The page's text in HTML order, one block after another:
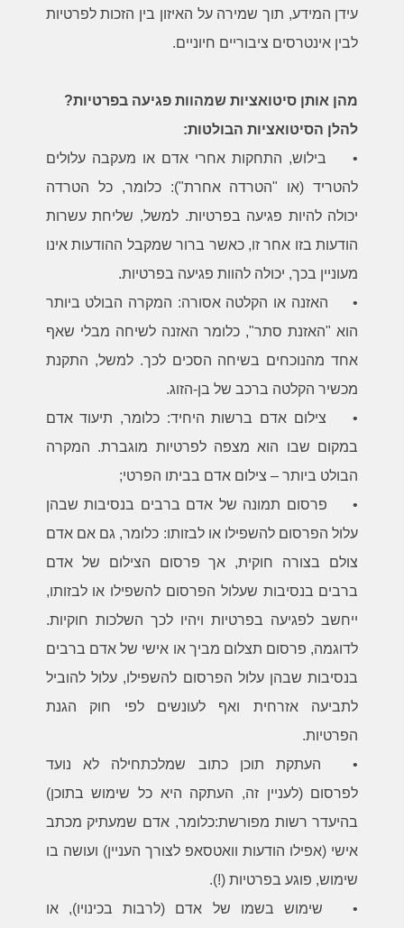
עידן המידע, תוך שמירה על האיזון בין הזכות לפרטיות
לבין אינטרסים ציבוריים חיוניים.
מהן אותן סיטואציות שמהוות פגיעה בפרטיות?
להלן הסיטואציות הבולטות:
•
בילוש, התחקות אחרי אדם או מעקבה עלולים
להטריד (או "הטרדה אחרת"): כלומר, כל הטרדה
יכולה להיות פגיעה בפרטיות. למשל, שליחת עשרות
הודעות בזו אחר זו, כאשר ברור שמקבל ההודעות אינו
מעוניין בכך, יכולה להוות פגיעה בפרטיות.
•
האזנה או הקלטה אסורה: המקרה הבולט ביותר
הוא "האזנת סתר", כלומר האזנה לשיחה מבלי שאף
אחד מהנוכחים בשיחה הסכים לכך. למשל, התקנת
מכשיר הקלטה ברכב של בן-הזוג.
•
צילום אדם ברשות היחיד: כלומר, תיעוד אדם
במקום שבו הוא מצפה לפרטיות מוגברת. המקרה
הבולט ביותר – צילום אדם בביתו הפרטי;
•
פרסום תמונה של אדם ברבים בנסיבות שבהן
עלול הפרסום להשפילו או לבזותו: כלומר, גם אם אדם
צולם בצורה חוקית, אך פרסום הצילום של אדם
ברבים בנסיבות שעלול הפרסום להשפילו או לבזותו,
ייחשב לפגיעה בפרטיות ויהיו לכך השלכות חוקיות.
לדוגמה, פרסום תצלום מביך או אישי של אדם ברבים
בנסיבות שבהן עלול הפרסום להשפילו, עלול להוביל
לתביעה אזרחית ואף לעונשים לפי חוק הגנת
הפרטיות.
•
העתקת תוכן כתוב שמלכתחילה לא נועד
לפרסום (לעניין זה, העתקה היא כל שימוש בתוכן)
בהיעדר רשות מפורשת:כלומר, אדם שמעתיק מכתב
אישי (אפילו הודעות וואטסאפ לצורך העניין) ועושה בו
שימוש, פוגע בפרטיות (!).
•
שימוש בשמו של אדם (לרבות בכינויו), או